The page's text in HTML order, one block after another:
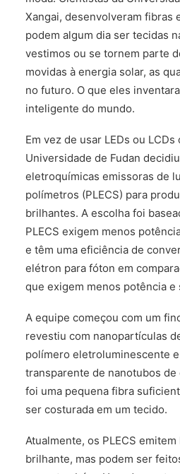
FALE CONOSCO
Xangai, desenvolveram fibras
podem algum dia ser tecidas
vestimos ou se tornem parte
movidas à energia solar, as
no futuro. O que eles
inteligente do mundo.
Em vez de usar LEDs ou
Universidade de Fudan
eletroquímicas emissoras de
polímetros (PLECS) para
brilhantes. A escolha foi
PLECS exigem menos
e têm uma eficiência de
elétron para fóton em
que exigem menos potência e
A equipe começou com um
revestiu com nanopartículas
polímero eletroluminescente e
transparente de nanotubos de
foi uma pequena fibra
ser costurada em um tecido.
Atualmente, os PLECS
brilhante, mas podem ser